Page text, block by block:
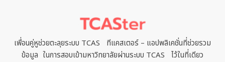
เพื่อนคู่หูช่วยตะลุยระบบ TCAS ทีแคสเตอร์ – แอปพลิเคชั่นที่ช่วยรวม
ข้อมูล ในการสอบเข้ามหาวิทยาลัยผ่านระบบ TCAS ไว้ในที่เดียว